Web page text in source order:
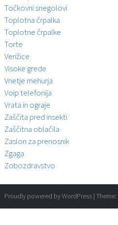
Točkovni snegolovi
Toplotna črpalka
Toplotne črpalke
Torte
Verižice
Visoke grede
Vnetje mehurja
Voip telefonija
Vrata in ograje
Zaščita pred insekti
Zaščitna oblačila
Zaslon za prenosnik
Zgaga
Zobozdravstvo
Proudly powered by WordPress | Theme: